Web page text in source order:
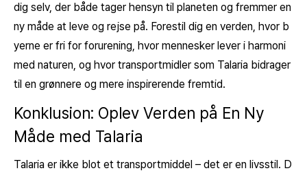
dig selv, der både tager hensyn til planeten og fremmer en
ny måde at leve og rejse på. Forestil dig en verden, hvor b
yerne er fri for forurening, hvor mennesker lever i harmoni
med naturen, og hvor transportmidler som Talaria bidrager
til en grønnere og mere inspirerende fremtid.
Konklusion: Oplev Verden på En Ny
Måde med Talaria
Talaria er ikke blot et transportmiddel – det er en livsstil. D